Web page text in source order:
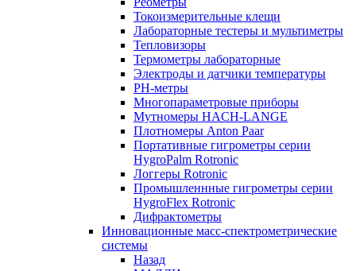
Токоизмерительные клещи
Лабораторные тестеры и мультиметры
Тепловизоры
Термометры лабораторные
Электроды и датчики температуры
РH-метры
Многопараметровые приборы
Мутномеры HACH-LANGE
Плотномеры Anton Paar
Портативные гигрометры серии
HygroPalm Rotronic
Логгеры Rotronic
Промышленнные гигрометры серии
HygroFlex Rotronic
Дифрактометры
Инновационные масс-спектрометрические
системы
Назад